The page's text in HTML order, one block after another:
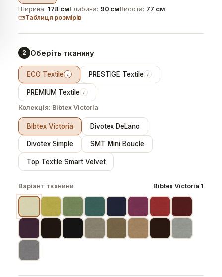
Ширина:178 смГлибина: 90 смВисота: 77 см
Таблиця розмірів
2 Оберіть тканину
ECO Textile i PRESTIGE Textile i
PREMIUM Textile i
Колекція: Bibtex Victoria
Bibtex Victoria Divotex DeLano
Divotex Simple SMT Mini Boucle
Top Textile Smart Velvet
Варіант тканини Bibtex Victoria 1